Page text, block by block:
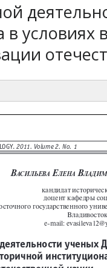
в условиях